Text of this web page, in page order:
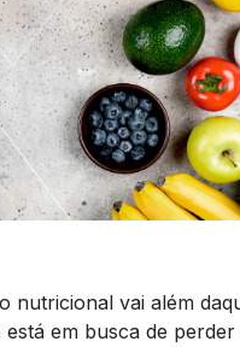
nutricional vai além
em busca de perder